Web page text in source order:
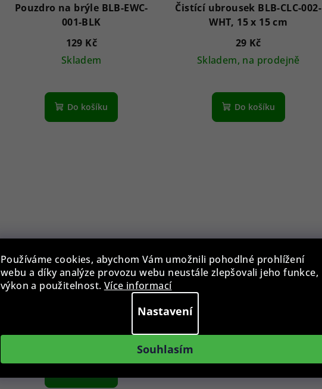
Používáme cookies, abychom Vám umožnili pohodlné prohlížení
webu a díky analýze provozu webu neustále zlepšovali jeho funkce,
výkon a použitelnost. Více informací
Nastavení
Souhlasím
Pouzdro na brýle BLB-EWC-
001-BLK
129 Kč
Skladem
Do košíku
Čistící ubrousek BLB-CLC-002-
WHT, 15 x 15 cm
29 Kč
Skladem, na prodejně
Do košíku
Pouzdro na brýle BLB-EWC-
003-GRY